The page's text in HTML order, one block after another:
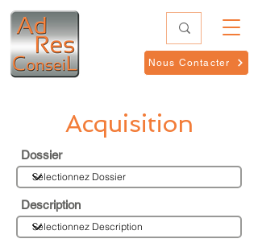
Nous Contacter
Acquisition
Dossier
Description